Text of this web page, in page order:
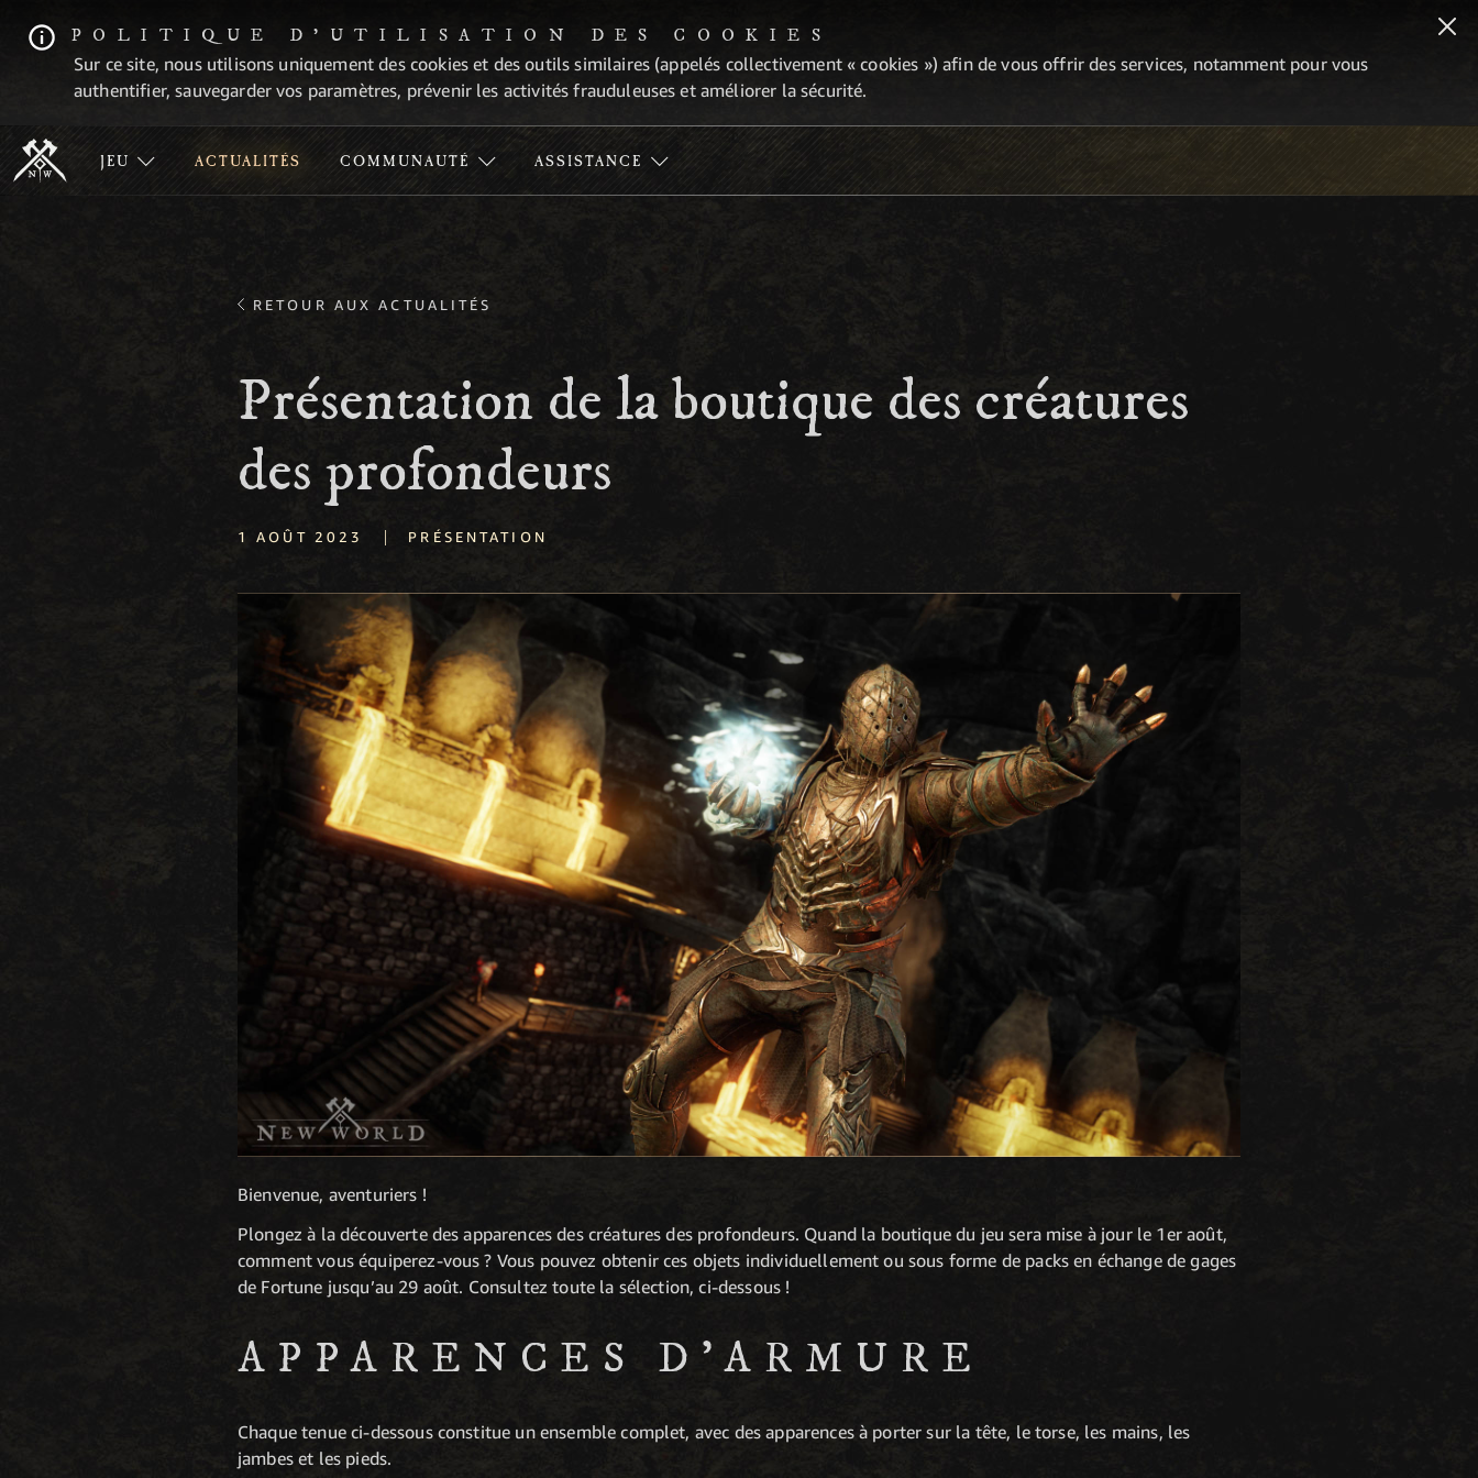
POLITIQUE D'UTILISATION DES COOKIES
Sur ce site, nous utilisons uniquement des cookies et des outils similaires (appelés collectivement « cookies ») afin de vous offrir des services, notamment pour vous
authentifier, sauvegarder vos paramètres, prévenir les activités frauduleuses et améliorer la sécurité.
JEU ACTUALITÉS COMMUNAUTÉ ASSISTANCE
RETOUR AUX ACTUALITÉS
Présentation de la boutique des créatures
des profondeurs
1 AOÛT 2023 | PRÉSENTATION
Bienvenue, aventuriers !
Plongez à la découverte des apparences des créatures des profondeurs. Quand la boutique du jeu sera mise à jour le 1er août,
comment vous équiperez-vous ? Vous pouvez obtenir ces objets individuellement ou sous forme de packs en échange de gages
de Fortune jusqu’au 29 août. Consultez toute la sélection, ci-dessous !
APPARENCES D'ARMURE
Chaque tenue ci-dessous constitue un ensemble complet, avec des apparences à porter sur la tête, le torse, les mains, les
jambes et les pieds.